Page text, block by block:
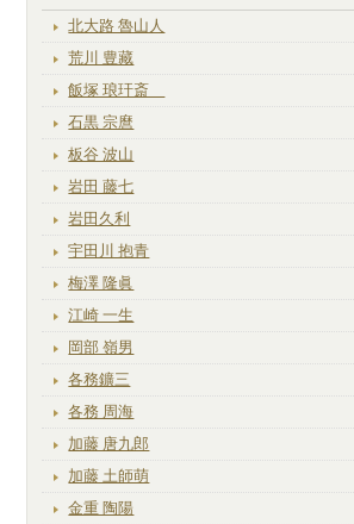
北大路 魯山人
荒川 豊藏
飯塚 琅玕斎
石黒 宗麿
板谷 波山
岩田 藤七
岩田久利
宇田川 抱青
梅澤 隆眞
江崎 一生
岡部 嶺男
各務鑛三
各務 周海
加藤 唐九郎
加藤 土師萌
金重 陶陽